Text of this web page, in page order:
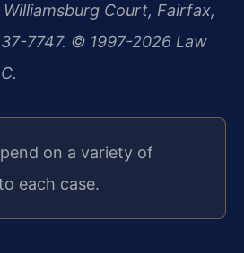
Court, Fairfax,
7747. © 1997-2026 Law
on a variety of
each case.